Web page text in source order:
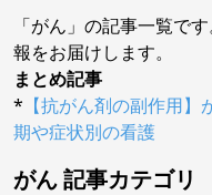
「がん」の記事一覧で
報をお届けします。
まとめ記事
* 【抗がん剤の副作用
期や症状別の看護
がん 記事カテゴリ